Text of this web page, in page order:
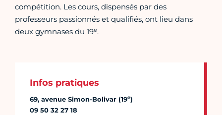
compétition. Les cours, dispensés par des
professeurs passionnés et qualifiés, ont lieu dans
deux gymnases du 19e.
Infos pratiques
69, avenue Simon-Bolivar (19e)
09 50 32 27 18